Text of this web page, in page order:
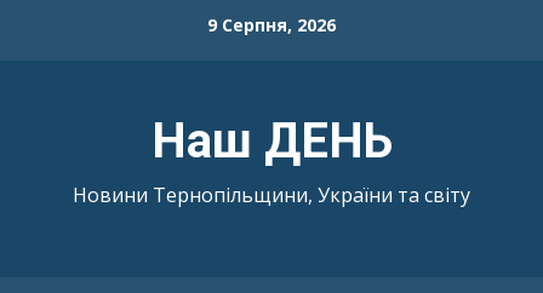
9 Серпня, 2026
Наш ДЕНЬ
Новини Тернопільщини, України та світу